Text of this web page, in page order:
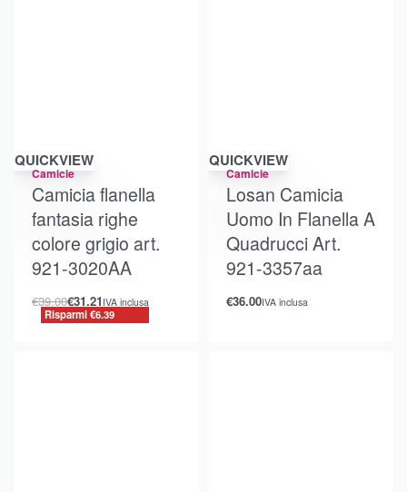
Risparmi €6.39
QUICKVIEW
Camicie
Camicia flanella
fantasia righe
colore grigio art.
921-3020AA
€39.00€31.21 IVA inclusa
Risparmi €6.39
QUICKVIEW
Camicie
Losan Camicia
Uomo In Flanella A
Quadrucci Art.
921-3357aa
€36.00IVA inclusa